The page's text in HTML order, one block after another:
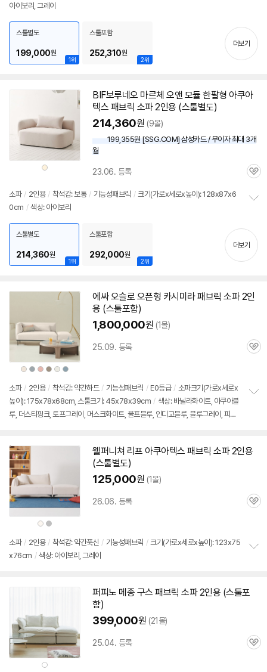
아이보리, 그레이
치
기
1위
스툴별도
199,000원
2위
스툴포함
252,310원
더보기
상
품
BIF보루네오 마르체 오앤 모듈 한팔형 아쿠아
텍스 패브릭 소파2인용 (스툴별도)
214,360원 (9몰)
199,355원 [SSG.COM] 삼성카드 / 무이자 최대 3개
월
23.06. 등록
관
소파 / 2인용 / 착석감: 보통 / 기능성패브릭 / 크기(가로x세로x높이): 128x87x6
0cm / 색상: 아이보리
치
기
1위
스툴별도
214,360원
2위
스툴포함
292,000원
더보기
상
품
상
상
품
상
상
품
색
상
상
품
상
상
품
색
상
상
품
색
상
에싸 오슬로 오픈형 카시미라 패브릭 소파2인
용 (스툴포함)
1,800,000원 (1몰)
25.09. 등록
관
소파 / 2인용 / 착석감: 약간하드 / 기능성패브릭 / E0등급 / 소파크기(가로x세로x
높이): 175x78x68cm, 스툴크기: 45x78x39cm / 색상: 바닐라화이트, 아쿠아블
루, 더스티핑크, 토프그레이, 머스크화이트, 울프블루, 인디고블루, 블루그레이, 피콕
상
품
색
상
상
품
상
웰퍼니쳐 리프 아쿠아텍스 패브릭 소파2인용
(스툴별도)
125,000원 (1몰)
26.06. 등록
관
소파 / 2인용 / 착석감: 약간푹신 / 기능성패브릭 / 크기(가로x세로x높이): 123x75
x76cm / 색상: 아이보리, 그레이
상
퍼피노 메종 구스 패브릭 소파2인용 (스툴포
함)
399,000원 (21몰)
25.04. 등록
관